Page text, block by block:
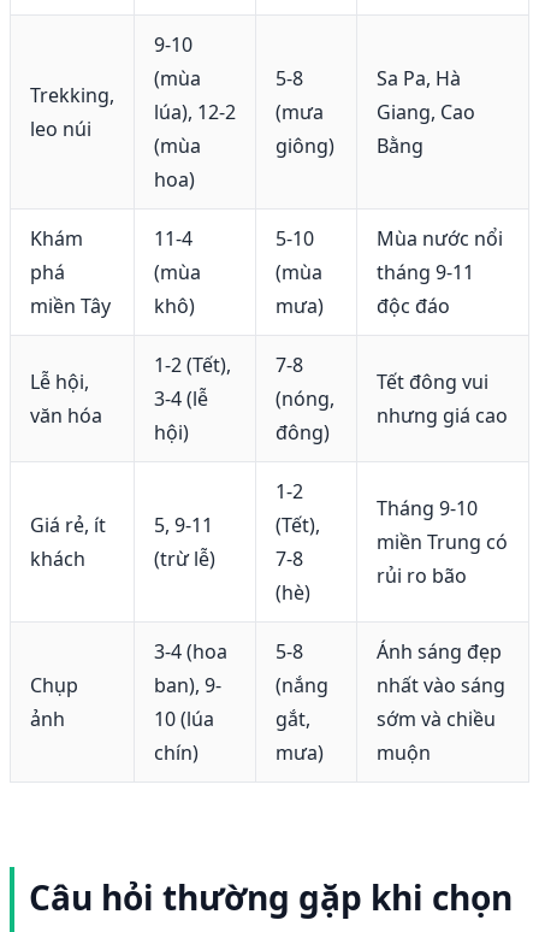
Trekking,
leo núi
9-10
(mùa
lúa), 12-2
(mùa
hoa)
5-8
(mưa
giông)
Sa Pa, Hà
Giang, Cao
Bằng
Khám
phá
miền Tây
11-4
(mùa
khô)
5-10
(mùa
mưa)
Mùa nước nổi
tháng 9-11
độc đáo
Lễ hội,
văn hóa
1-2 (Tết),
3-4 (lễ
hội)
7-8
(nóng,
đông)
Tết đông vui
nhưng giá cao
Giá rẻ, ít
khách
5, 9-11
(trừ lễ)
1-2
(Tết),
7-8
(hè)
Tháng 9-10
miền Trung có
rủi ro bão
Chụp
ảnh
3-4 (hoa
ban), 9-
10 (lúa
chín)
5-8
(nắng
gắt,
mưa)
Ánh sáng đẹp
nhất vào sáng
sớm và chiều
muộn
Câu hỏi thường gặp khi chọn